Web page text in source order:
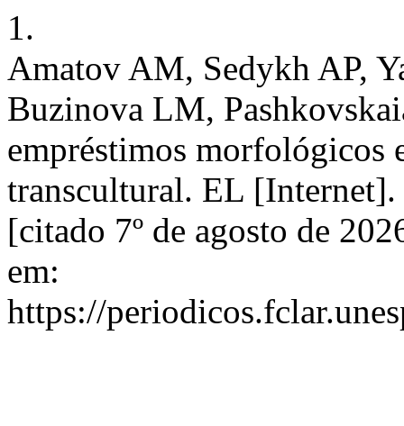
1.
Amatov AM, Sedykh AP,
Buzinova LM,
empréstimos morfológicos
transcultural. EL [Internet].
[citado 7º de agosto de
em:
https://